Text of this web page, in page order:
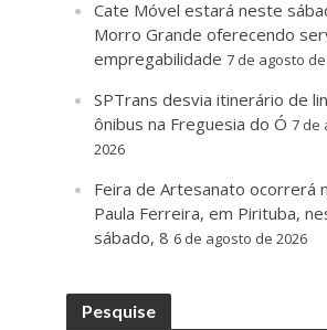
Cate Móvel estará neste
Morro Grande oferecendo
empregabilidade 7 de agosto
SPTrans desvia itinerário de
ônibus na Freguesia do Ó 7 de
2026
Feira de Artesanato ocorrerá
Paula Ferreira, em Pirituba,
sábado, 8 6 de agosto de 2026
Pesquise